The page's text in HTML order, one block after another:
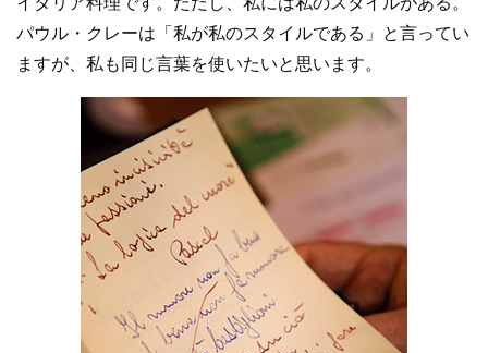
パウル・クレーは「私が私のスタイルである」と言ってい
ますが、私も同じ言葉を使いたいと思います。